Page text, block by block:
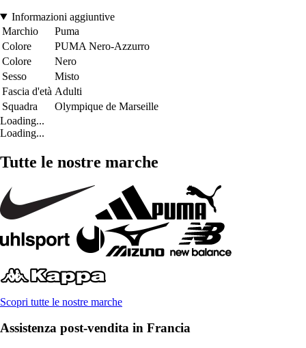
Informazioni aggiuntive
Marchio
Puma
Colore
PUMA Nero-Azzurro
Colore
Nero
Sesso
Misto
Fascia d'età Adulti
Squadra
Olympique de Marseille
Loading...
Loading...
Tutte le nostre marche
Scopri tutte le nostre marche
Assistenza post-vendita in Francia